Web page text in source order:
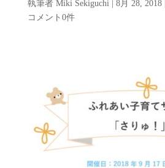
執筆者 Miki Sekiguchi| 8月 28, 2018|
コメント0件